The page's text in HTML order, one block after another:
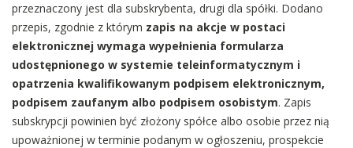
przeznaczony jest dla subskrybenta, drugi dla spółki. Dodano
przepis, zgodnie z którym zapis na akcje w postaci
elektronicznej wymaga wypełnienia formularza
udostępnionego w systemie teleinformatycznym i
opatrzenia kwalifikowanym podpisem elektronicznym,
podpisem zaufanym albo podpisem osobistym. Zapis
subskrypcji powinien być złożony spółce albo osobie przez nią
upoważnionej w terminie podanym w ogłoszeniu, prospekcie